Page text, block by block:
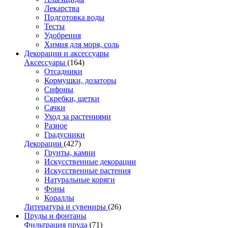
Лекарства
Подготовка воды
Тесты
Удобрения
Химия для моря, соль
Декорации и аксессуары
Аксессуары (164)
Отсадники
Кормушки, дозаторы
Сифоны
Скребки, щетки
Сачки
Уход за растениями
Разное
Градусники
Декорации (427)
Грунты, камни
Искусственные декорации
Искусственные растения
Натуральные коряги
Фоны
Кораллы
Литература и сувениры (26)
Пруды и фонтаны
Фильтрация пруда (71)